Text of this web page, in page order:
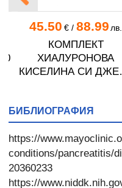
45.50 €/ 88.99 лв.
КОМПЛЕКТ
ХИАЛУРОНОВА
КИСЕЛИНА СИ
БИБЛИОГРАФИЯ
https://
conditions/pancreatitis/
20360233
https://